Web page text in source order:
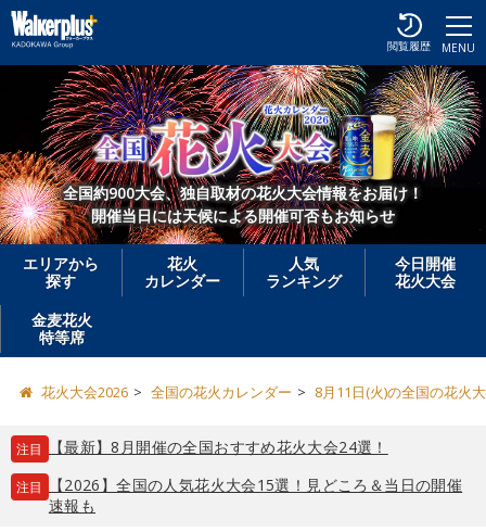
MENU
閲覧履歴
全国約900大会、独自取材の花火大会情報をお届け！
開催当日には天候による開催可否もお知らせ
エリアから
探す
花火
カレンダー
人気
ランキング
今日開催
花火大会
金麦花火
特等席
花火大会2026 全国の花火カレンダー 8月11日(火)の全国の花火
注目 【最新】8月開催の全国おすすめ花火大会24選！
注目
【2026】全国の人気花火大会15選！見どころ＆当日の開催
速報も